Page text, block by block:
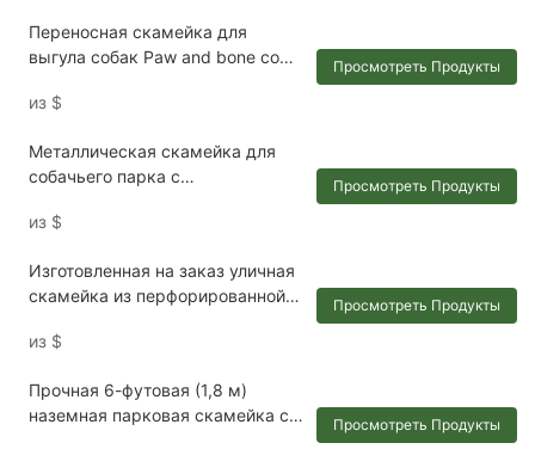
Переносная скамейка для
выгула собак Paw and bone со
из $
Просмотреть Продукты
Металлическая скамейка для
собачьего парка с
из $
Просмотреть Продукты
Изготовленная на заказ уличная
скамейка из перфорированной
футов.
из $
Просмотреть Продукты
Прочная 6-футовая (1,8 м)
наземная парковая скамейка со
Просмотреть Продукты